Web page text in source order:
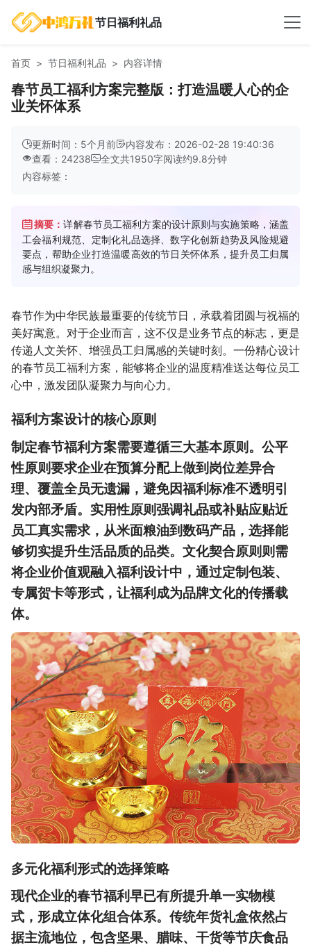
节日福利礼品
首页 节日福利礼品 内容详情
春节员工福利方案完整版：打造温暖人心的企
业关怀体系
更新时间：5个月前
内容发布：2026-02-28 19:40:36
查看：24238
全文共1950字阅读约9.8分钟
内容标签：
摘要：详解春节员工福利方案的设计原则与实施策略，涵盖
工会福利规范、定制化礼品选择、数字化创新趋势及风险规避
要点，帮助企业打造温暖高效的节日关怀体系，提升员工归属
感与组织凝聚力。
春节作为中华民族最重要的传统节日，承载着团圆与祝福的
美好寓意。对于企业而言，这不仅是业务节点的标志，更是
传递人文关怀、增强员工归属感的关键时刻。一份精心设计
的春节员工福利方案，能够将企业的温度精准送达每位员工
心中，激发团队凝聚力与向心力。
福利方案设计的核心原则
制定春节福利方案需要遵循三大基本原则。公平
性原则要求企业在预算分配上做到岗位差异合
理、覆盖全员无遗漏，避免因福利标准不透明引
发内部矛盾。实用性原则强调礼品或补贴应贴近
员工真实需求，从米面粮油到数码产品，选择能
够切实提升生活品质的品类。文化契合原则则需
将企业价值观融入福利设计中，通过定制包装、
专属贺卡等形式，让福利成为品牌文化的传播载
体。
多元化福利形式的选择策略
现代企业的春节福利早已有所提升单一实物模
式，形成立体化组合体系。传统年货礼盒依然占
据主流地位，包含坚果、腊味、干货等节庆食品